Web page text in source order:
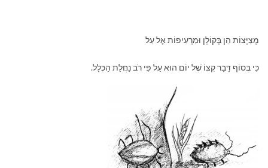
מְצַיְּצוֹת הֵן בְּקוֹלָן וּמַרְעִיפוֹת אֶל עַל
כִּי בְּסוֹף דָּבָר קִצּוֹ שֶׁל יוֹם הוּא עַל פִּי רֹב נַחֲלַת הַכְּלָל.